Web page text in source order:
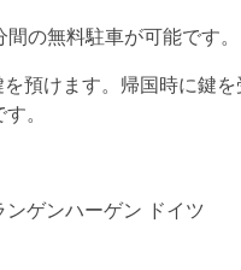
の無料駐車が可能です。
預けます。帰国時に鍵
。
ゲンハーゲン ドイツ